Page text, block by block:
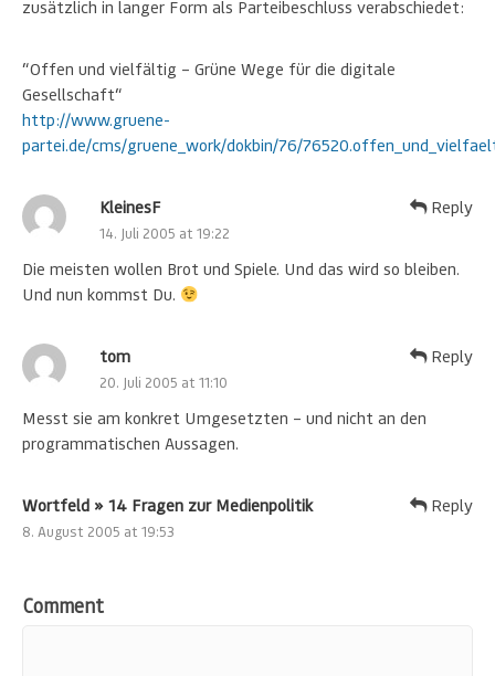
zusätzlich in langer Form als Parteibeschluss verabschiedet:
“Offen und vielfältig – Grüne Wege für die digitale
Gesellschaft“
http://www.gruene-
partei.de/cms/gruene_work/dokbin/76/
KleinesF
14. Juli 2005 at 19:22
Die meisten wollen Brot und Spiele. Und das wird so bleiben.
Und nun kommst Du.
Reply
tom
20. Juli 2005 at 11:10
Messt sie am konkret Umgesetzten – und nicht an den
programmatischen Aussagen.
Reply
Wortfeld » 14 Fragen zur Medienpolitik
8. August 2005 at 19:53
Reply
Comment